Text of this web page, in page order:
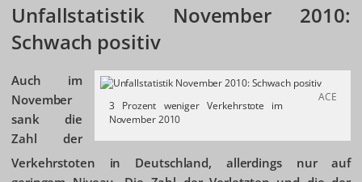
Unfallstatistik November 2010:
Schwach positiv
ACE
3 Prozent weniger Verkehrstote im
November 2010
Auch im
November
sank die
Zahl der
Verkehrstoten in Deutschland, allerdings nur auf